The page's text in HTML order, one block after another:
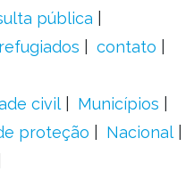
pública
refugiados
contato
civil
Municípios
proteção
Nacional